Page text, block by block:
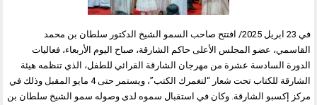
في 23 ابريل 2025/ افتتح صاحب السمو الشيخ الدكتور سلطان بن محمد
القاسمي، عضو المجلس الأعلى حاكم الشارقة، صباح اليوم الأربعاء، فعاليات
الدورة السادسة عشرة من مهرجان الشارقة القرائي للطفل، الذي تنظمه هيئة
الشارقة للكتاب تحت شعار “لتغمرك الكتب”، ويستمر حتى 4 مايو المقبل وذلك في
مركز إكسبو الشارقة. وكان في استقبال سموه لدى وصوله سمو الشيخ سلطان بن